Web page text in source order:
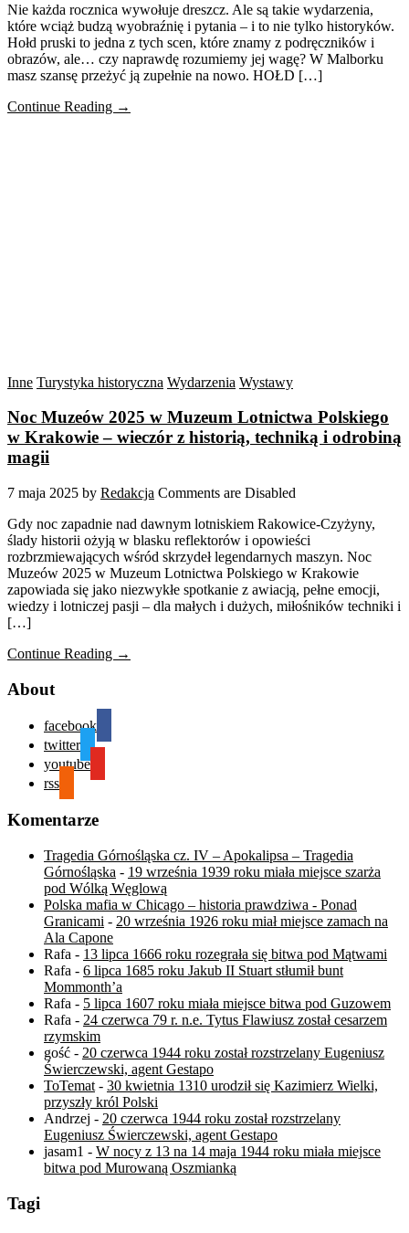
Nie każda rocznica wywołuje dreszcz. Ale są takie wydarzenia,
które wciąż budzą wyobraźnię i pytania – i to nie tylko historyków.
Hołd pruski to jedna z tych scen, które znamy z podręczników i
obrazów, ale… czy naprawdę rozumiemy jej wagę? W Malborku
masz szansę przeżyć ją zupełnie na nowo. HOŁD […]
Continue Reading →
Inne Turystyka historyczna Wydarzenia Wystawy
Noc Muzeów 2025 w Muzeum Lotnictwa Polskiego
w Krakowie – wieczór z historią, techniką i odrobiną
magii
7 maja 2025 by Redakcja Comments are Disabled
Gdy noc zapadnie nad dawnym lotniskiem Rakowice-Czyżyny,
ślady historii ożyją w blasku reflektorów i opowieści
rozbrzmiewających wśród skrzydeł legendarnych maszyn. Noc
Muzeów 2025 w Muzeum Lotnictwa Polskiego w Krakowie
zapowiada się jako niezwykłe spotkanie z awiacją, pełne emocji,
wiedzy i lotniczej pasji – dla małych i dużych, miłośników techniki i
[…]
Continue Reading →
About
facebook
twitter
youtube
rss
Komentarze
Tragedia Górnośląska cz. IV – Apokalipsa – Tragedia
Górnośląska - 19 września 1939 roku miała miejsce szarża
pod Wólką Węglową
Polska mafia w Chicago – historia prawdziwa - Ponad
Granicami - 20 września 1926 roku miał miejsce zamach na
Ala Capone
Rafa - 13 lipca 1666 roku rozegrała się bitwa pod Mątwami
Rafa - 6 lipca 1685 roku Jakub II Stuart stłumił bunt
Mommonth’a
Rafa - 5 lipca 1607 roku miała miejsce bitwa pod Guzowem
Rafa - 24 czerwca 79 r. n.e. Tytus Flawiusz został cesarzem
rzymskim
gość - 20 czerwca 1944 roku został rozstrzelany Eugeniusz
Świerczewski, agent Gestapo
ToTemat - 30 kwietnia 1310 urodził się Kazimierz Wielki,
przyszły król Polski
Andrzej - 20 czerwca 1944 roku został rozstrzelany
Eugeniusz Świerczewski, agent Gestapo
jasam1 - W nocy z 13 na 14 maja 1944 roku miała miejsce
bitwa pod Murowaną Oszmianką
Tagi